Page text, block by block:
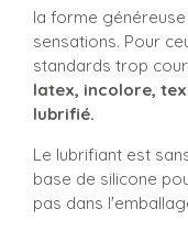
la forme
sensations. Pour
standards trop
latex, incolore,
lubrifié.
Le lubrifiant est
base de silicone
pas dans